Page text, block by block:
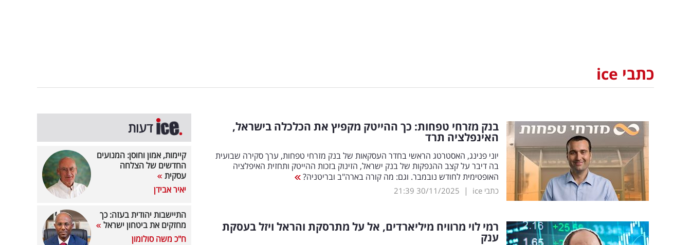
כתבי ice
בנק מזרחי טפחות: כך ההייטק מקפיץ את הכלכלה בישראל,
האינפלציה תרד
יוני פנינג, האסטרטג הראשי בחדר העסקאות של בנק מזרחי טפחות, ערך סקירה שבועית
בה דיבר על קצב ההנפקות של בנק ישראל, הזינוק בזכות ההייטק ותחזית האיפלציה
האופטימית לחודש נובמבר. וגם: מה קורה בארה"ב ובריטניה?
כתבי ice |
30/11/2025
21:39
רמי לוי מרוויח מיליארדים, אל על מתרסקת והראל ויזל בעסקת
ענק
דעות
קיימות, אמון וחוסן: המנועים
החדשים של הצלחה
עסקית
יאיר אבידן
התיישבות יהודית בעזה: כך
מחזקים את ביטחון ישראל
ח"כ משה סולומון